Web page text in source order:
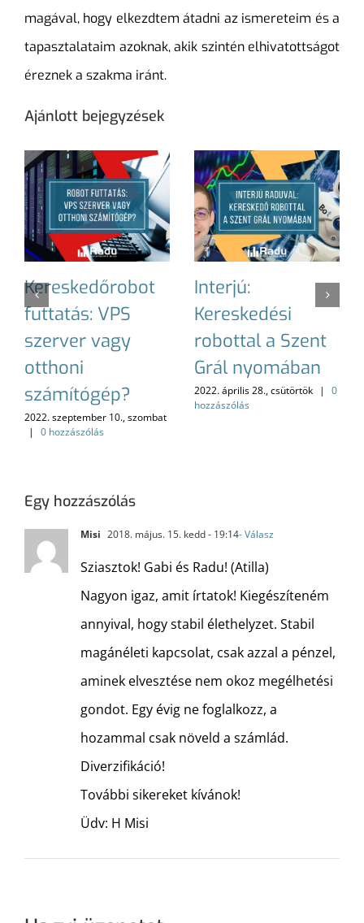
magával, hogy elkezdtem átadni az ismereteim és a
tapasztalataim azoknak, akik szintén elhivatottságot
éreznek a szakma iránt.
Ajánlott bejegyzések
Kereskedőrobot
futtatás: VPS
szerver vagy
otthoni
számítógép?
2022. szeptember 10., szombat
|
0 hozzászólás
Interjú:
Kereskedési
robottal a Szent
Grál nyomában
2022. április 28., csütörtök |
0
hozzászólás
Egy hozzászólás
Misi 2018. május. 15. kedd - 19:14- Válasz
Sziasztok! Gabi és Radu! (Atilla)
Nagyon igaz, amit írtatok! Kiegészíteném
annyival, hogy stabil élethelyzet. Stabil
magánéleti kapcsolat, csak azzal a pénzel,
aminek elvesztése nem okoz megélhetési
gondot. Egy évig ne foglalkozz, a
hozammal csak növeld a számlád.
Diverzifikáció!
További sikereket kívánok!
Üdv: H Misi